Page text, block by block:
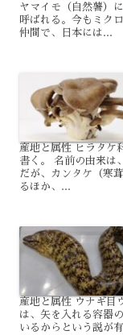
ヤマイモ（自然薯）
呼ばれる。今もミク
仲間で、日本には...
産地と属性 ヒラタケ
書く。 名前の由来は
だが、カンタケ（寒
るほか、...
産地と属性 ウナギ目
は、矢を入れる容器
いるからという説が